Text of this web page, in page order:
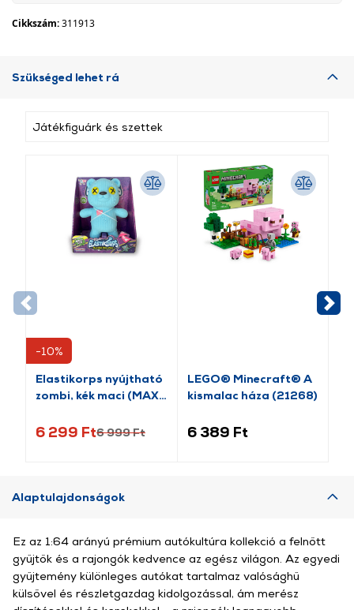
Cikkszám:311913
Szükséged lehet rá
Játékfiguárk és szettek
-10%
Elastikorps nyújtható
zombi, kék maci (MAX-
6 299 Ft6 999 Ft
LEGO® Minecraft® A
kismalac háza (21268)
6 389 Ft
Alaptulajdonságok
Ez az 1:64 arányú prémium autókultúra kollekció a felnőtt
gyűjtők és a rajongók kedvence az egész világon. Az egyedi
gyűjtemény különleges autókat tartalmaz valósághű
külsővel és részletgazdag kidolgozással, ám merész